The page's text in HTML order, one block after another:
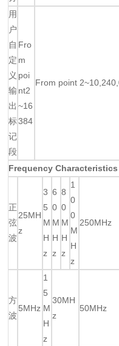
用
户
自
定
义
输
出
标
记
段
Fro
m
poi
nt2
~16
384
From point
Frequency Characteristics
正
弦
波
25MH
z
3
5
M
H
z
6
0
M
H
z
8
0
M
H
z
1
0
0
M
H
z
250MHz
方
波
5MHz
1
5
M
H
z
30MH
z
50MHz